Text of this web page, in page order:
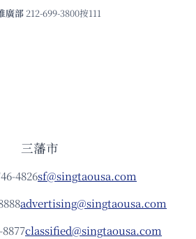
廣部 212-699-3800按111
三藩市
4826sf@singtaousa.com
advertising@singtaousa.com
8877classified@singtaousa.com